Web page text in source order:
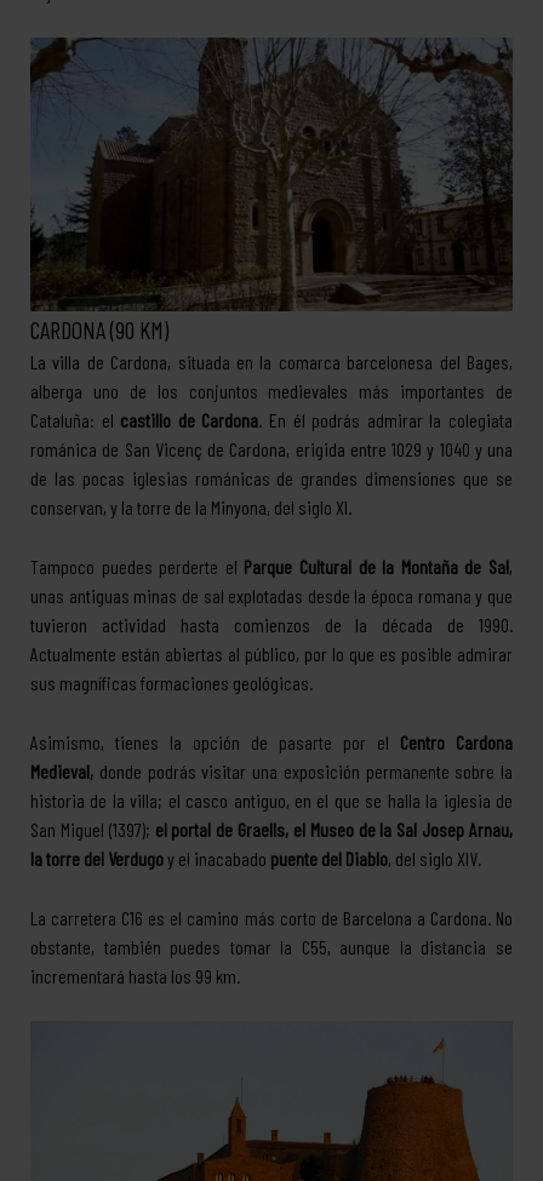
CARDONA (90 KM)
La villa de Cardona, situada en la comarca barcelonesa del Bages,
alberga uno de los conjuntos medievales más importantes de
Cataluña: el castillo de Cardona . En él podrás admirar la colegiata
románica de San Vicenç de Cardona, erigida entre 1029 y 1040 y una
de las pocas iglesias románicas de grandes dimensiones que se
conservan, y la torre de la Minyona, del siglo XI.
Tampoco puedes perderte el Parque Cultural de la Montaña de Sal,
unas antiguas minas de sal explotadas desde la época romana y que
tuvieron actividad hasta comienzos de la década de 1990.
Actualmente están abiertas al público, por lo que es posible admirar
sus magníficas formaciones geológicas.
Asimismo, tienes la opción de pasarte por el Centro Cardona
Medieval, donde podrás visitar una exposición permanente sobre la
historia de la villa; el casco antiguo, en el que se halla la iglesia de
San Miguel (1397); el portal de Graells, el Museo de la Sal Josep Arnau,
la torre del Verdugoy el inacabado puente del Diablo, del siglo XIV.
La carretera C16 es el camino más corto de Barcelona a Cardona. No
obstante, también puedes tomar la C55, aunque la distancia se
incrementará hasta los 99 km.